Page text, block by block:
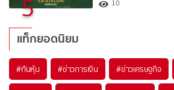
5 10
แท็กยอดนิยม
#ทันหุ้น #ข่าวการเงิน #ข่าวเศรษฐกิจ